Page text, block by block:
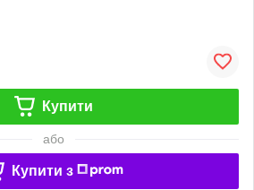
Купити
або
Купити з